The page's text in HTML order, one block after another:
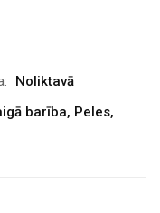
Noliktavā
barība, Peles,